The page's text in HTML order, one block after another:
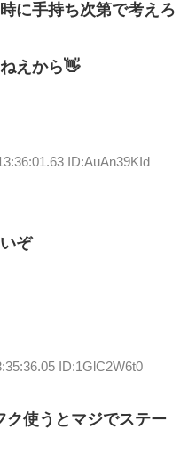
に手持ち次第で考えろ
えから👋
ID:AuAn39KId
ぞ
ID:1GlC2W6t0
ク使うとマジでステー